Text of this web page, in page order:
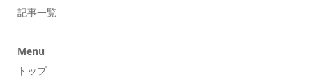
記事一覧
Menu
トップ